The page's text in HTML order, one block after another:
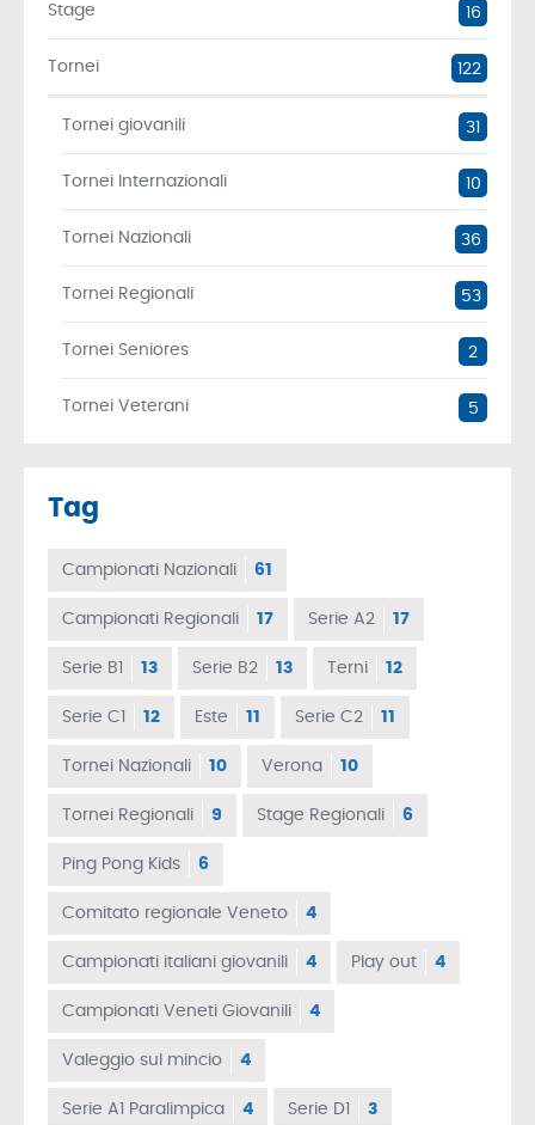
Stage 16
Tornei 122
Tornei giovanili 31
Tornei Internazionali 10
Tornei Nazionali 36
Tornei Regionali 53
Tornei Seniores 2
Tornei Veterani 5
Tag
Campionati Nazionali 61
Campionati Regionali 17 Serie A2 17
Serie B1 13 Serie B2 13 Terni 12
Serie C1 12 Este 11 Serie C2 11
Tornei Nazionali 10 Verona 10
Tornei Regionali 9 Stage Regionali 6
Ping Pong Kids 6
Comitato regionale Veneto 4
Campionati italiani giovanili 4 Play out 4
Campionati Veneti Giovanili 4
Valeggio sul mincio 4
Serie A1 Paralimpica 4 Serie D1 3